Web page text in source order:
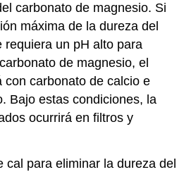
carbonato de magnesio. Si
máxima de la dureza del
requiera un pH alto para
de magnesio, el
con carbonato de calcio e
Bajo estas condiciones, la
ocurrirá en filtros y
cal para eliminar la dureza del